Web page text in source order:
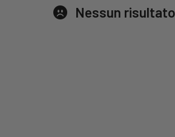
Nessun